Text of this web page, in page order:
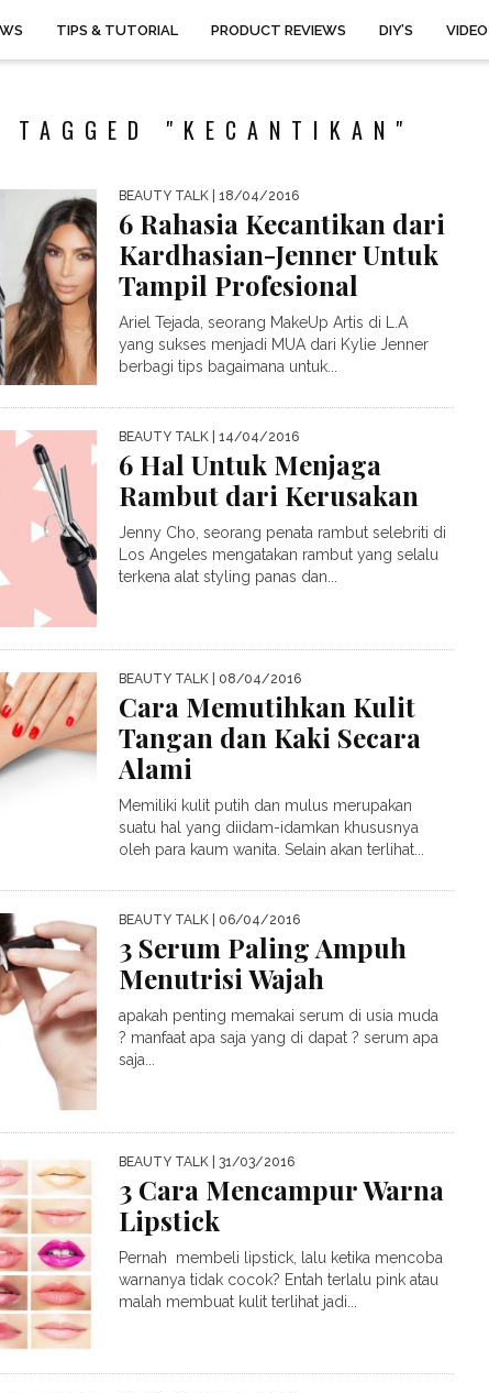
TIPS & TUTORIAL PRODUCT REVIEWS DIY’S VIDEO
"KECANTIKAN"
BEAUTY TALK | 18/04/2016
6 Rahasia Kecantikan dari
Kardhasian-Jenner Untuk
Tampil Profesional
Ariel Tejada, seorang MakeUp Artis di L.A
yang sukses menjadi MUA dari Kylie Jenner
berbagi tips bagaimana untuk...
BEAUTY TALK | 14/04/2016
6 Hal Untuk Menjaga
Rambut dari Kerusakan
Jenny Cho, seorang penata rambut selebriti di
Los Angeles mengatakan rambut yang selalu
terkena alat styling panas dan...
BEAUTY TALK | 08/04/2016
Cara Memutihkan Kulit
Tangan dan Kaki Secara
Alami
Memiliki kulit putih dan mulus merupakan
suatu hal yang diidam-idamkan khususnya
oleh para kaum wanita. Selain akan terlihat...
BEAUTY TALK | 06/04/2016
3 Serum Paling Ampuh
Menutrisi Wajah
apakah penting memakai serum di usia muda
? manfaat apa saja yang di dapat ? serum apa
saja...
BEAUTY TALK | 31/03/2016
3 Cara Mencampur Warna
Lipstick
Pernah membeli lipstick, lalu ketika mencoba
warnanya tidak cocok? Entah terlalu pink atau
malah membuat kulit terlihat jadi...